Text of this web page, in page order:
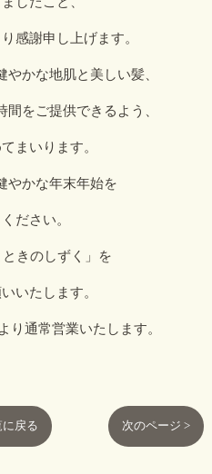
感謝申し上げます。
かな地肌と美しい髪、
をご提供できるよう、
まいります。
やかな年末年始を
ださい。
きのしずく」を
いたします。
通常営業いたします。
戻る 次のページ >